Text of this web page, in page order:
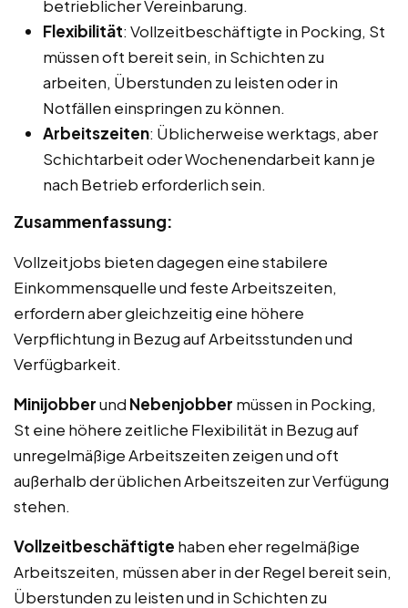
betrieblicher Vereinbarung.
Flexibilität: Vollzeitbeschäftigte in Pocking, St
müssen oft bereit sein, in Schichten zu
arbeiten, Überstunden zu leisten oder in
Notfällen einspringen zu können.
Arbeitszeiten: Üblicherweise werktags, aber
Schichtarbeit oder Wochenendarbeit kann je
nach Betrieb erforderlich sein.
Zusammenfassung:
Vollzeitjobs bieten dagegen eine stabilere
Einkommensquelle und feste Arbeitszeiten,
erfordern aber gleichzeitig eine höhere
Verpflichtung in Bezug auf Arbeitsstunden und
Verfügbarkeit.
Minijobberund Nebenjobber müssen in Pocking,
St eine höhere zeitliche Flexibilität in Bezug auf
unregelmäßige Arbeitszeiten zeigen und oft
außerhalb der üblichen Arbeitszeiten zur Verfügung
stehen.
Vollzeitbeschäftigte haben eher regelmäßige
Arbeitszeiten, müssen aber in der Regel bereit sein,
Überstunden zu leisten und in Schichten zu